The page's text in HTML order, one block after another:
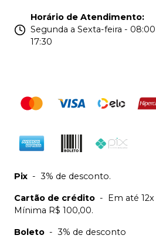
Horário de Atendimento:
Segunda a Sexta-feira - 08:00
17:30
Pix - 3% de desconto.
Cartão de crédito - Em até
Mínima R$ 100,00.
Boleto - 3% de desconto